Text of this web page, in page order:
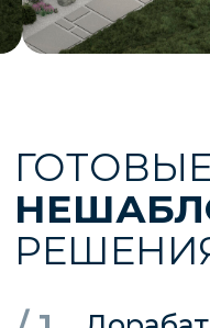
ВАРИАНТЫ
Базовая